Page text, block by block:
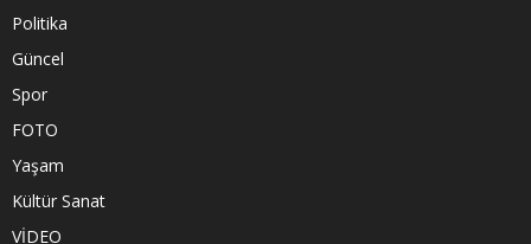
Politika
Güncel
Spor
FOTO
Yaşam
Kültür Sanat
VİDEO